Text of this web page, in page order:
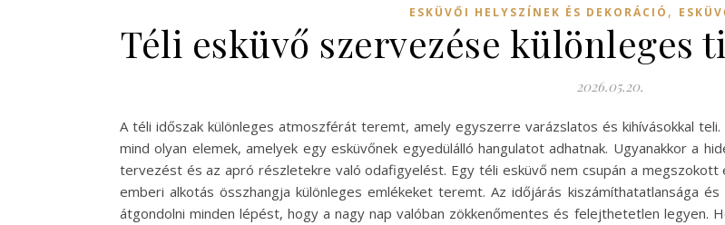
ESKÜVŐI HELYSZÍNEK ÉS DEKORÁCIÓ ,
Téli esküvő szervezése különleges
2026.05.20.
A téli időszak különleges atmoszférát teremt, amely egyszerre varázslatos és kihívásokkal
mind olyan elemek, amelyek egy esküvőnek egyedülálló hangulatot adhatnak. Ugyanakkor a
tervezést és az apró részletekre való odafigyelést. Egy téli esküvő nem csupán a
emberi alkotás összhangja különleges emlékeket teremt. Az időjárás kiszámíthatatlansága
átgondolni minden lépést, hogy a nagy nap valóban zökkenőmentes és felejthetetlen legyen.